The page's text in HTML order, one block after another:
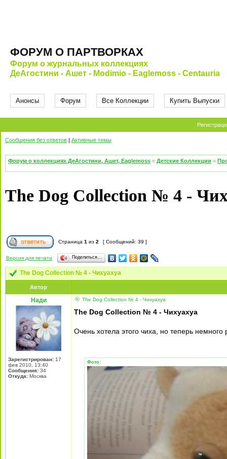
ФОРУМ О ПАРТВОРКАХ
Форум о журнальных коллекциях
ДеАгостини - Ашет - Modimio - Eaglemoss - Centauria
Анонсы Форум Все Коллекции Купить Выпуски
Сообщения без ответов | Активные темы
Форум о коллекциях ДеАгостини, Ашет, Eaglemoss » Детские Коллекции »
The Dog Collection № 4 -
Страница 1 из 2 [ Сообщений: 39 ]
Версия для печати Поделиться…
The Dog Collection № 4 - Чихуахуа
Автор
Нади
Зарегистрирован: 17
фев 2010, 13:40
Сообщения: 34
Откуда: Москва
The Dog Collection № 4 - Чихуахуа
The Dog Collection № 4 - Чихуахуа
Очень хотела этого чиха, но теперь
Фото: